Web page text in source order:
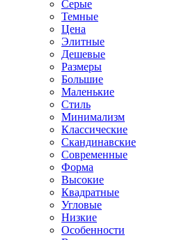
Серые
Темные
Цена
Элитные
Дешевые
Размеры
Большие
Маленькие
Стиль
Минимализм
Классические
Скандинавские
Современные
Форма
Высокие
Квадратные
Угловые
Низкие
Особенности